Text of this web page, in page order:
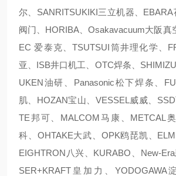
尔、SANRITSUKIKI三立机器、
阀门、HORIBA、Osakavacuum大阪真
EC 爱泰克、TSUTSUI筒井理化学、
亚、ISB井口机工、OTC焊条、
UKEN油研、Panasonic松下焊条、
肌、HOZAN宝山、VESSEL威威、
TE邦可、MALCOM马康、METCAL
科、OHTAKE大武、OPK鸥琵凯、
EIGHTRON八兴、KURABO、New-
SER+KRAFT皇加力、YODOGAWA